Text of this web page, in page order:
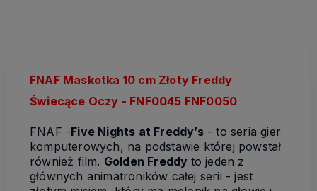
FNAF Maskotka 10 cm Złoty Freddy
Świecące Oczy - FNF0045 FNF0050
FNAF -Five Nights at Freddy’s- to seria gier
komputerowych, na podstawie której powstał
również film. Golden Freddy to jeden z
głównych animatroników całej serii - jest